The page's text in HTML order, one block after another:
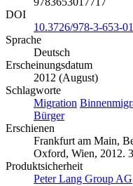
DOI
10.3726/978-3-653-
Sprache
Deutsch
Erscheinungsdatum
2012 (August)
Schlagworte
Migration
Bürger
Erschienen
Frankfurt am Main,
Oxford, Wien, 2012.
Produktsicherheit
Peter Lang Group AG